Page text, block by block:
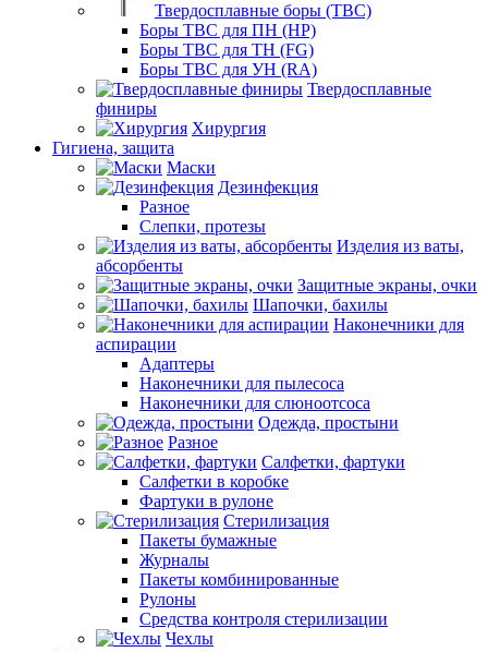
Твердосплавные боры (ТВС)
Боры ТВС для ПН (HP)
Боры ТВС для ТН (FG)
Боры ТВС для УН (RA)
Твердосплавные
финиры
Хирургия
Гигиена, защита
Маски
Дезинфекция
Разное
Слепки, протезы
Изделия из ваты,
абсорбенты
Защитные экраны, очки
Шапочки, бахилы
Наконечники для
аспирации
Адаптеры
Наконечники для пылесоса
Наконечники для слюноотсоса
Одежда, простыни
Разное
Салфетки, фартуки
Салфетки в коробке
Фартуки в рулоне
Стерилизация
Пакеты бумажные
Журналы
Пакеты комбинированные
Рулоны
Средства контроля стерилизации
Чехлы